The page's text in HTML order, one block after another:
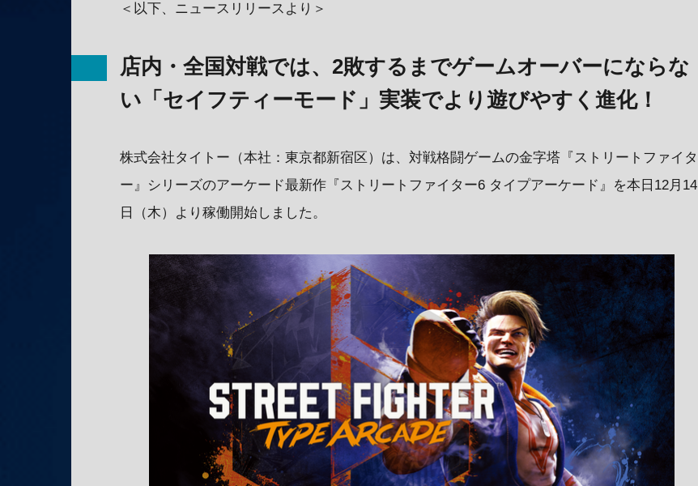
＜以下、ニュースリリースより＞
店内・全国対戦では、2敗するまでゲームオーバーにならな
い「セイフティーモード」実装でより遊びやすく進化！
株式会社タイトー（本社：東京都新宿区）は、対戦格闘ゲームの金字塔『ストリートファイタ
ー』シリーズのアーケード最新作『ストリートファイター6 タイプアーケード』を本日12月14
日（木）より稼働開始しました。